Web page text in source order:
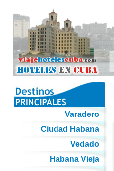
Varadero
Ciudad Habana
Vedado
Habana Vieja